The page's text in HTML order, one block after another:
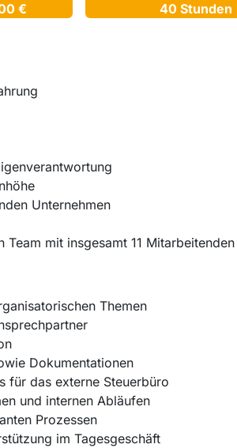
€ 40 Stunden
Unternehmen
mit insgesamt 11 Mitarbeitenden
Themen
Dokumentationen
für das externe Steuerbüro
und internen Abläufen
Prozessen
im Tagesgeschäft